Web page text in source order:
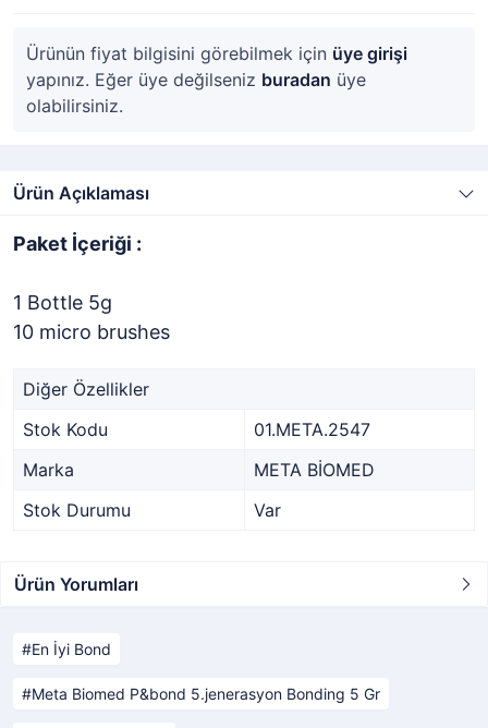
Ürünün fiyat bilgisini görebilmek için üye girişi
yapınız. Eğer üye değilseniz buradan üye
olabilirsiniz.
Ürün Açıklaması
Paket İçeriği :
1 Bottle 5g
10 micro brushes
Diğer Özellikler
Stok Kodu
01.META.2547
Marka
META BİOMED
Stok Durumu
Var
Ürün Yorumları
En İyi Bond
Meta Biomed P&bond 5.jenerasyon Bonding 5 Gr